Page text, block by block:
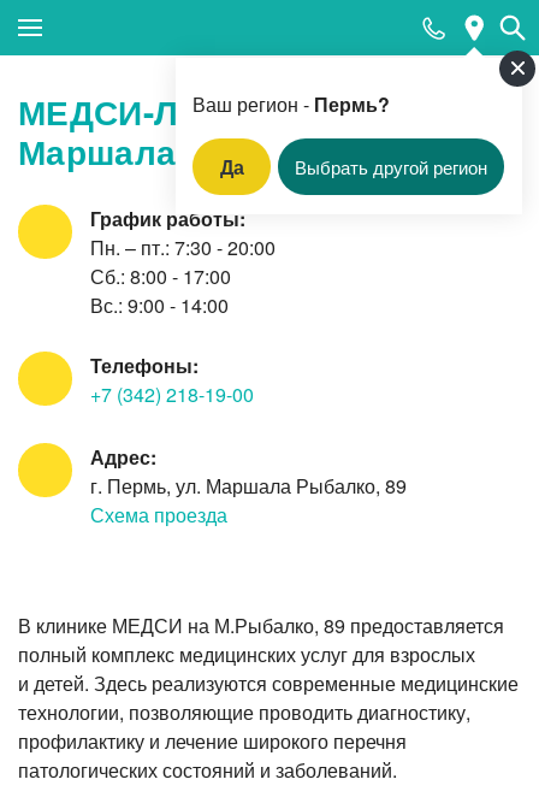
Ваш регион - Пермь?
Да Выбрать другой регион
Популярные запросы
Прием педиатра
МРТ
Прием гинеколога
Удаление родинок и папиллом
Приём врача-стоматолога
МЕДСИ-ЛабДиагностика на
Маршала Рыбалко
График работы:
Пн. – пт.: 7:30 - 20:00
Сб.: 8:00 - 17:00
Вс.: 9:00 - 14:00
Телефоны:
+7 (342) 218-19-00
Адрес:
г. Пермь, ул. Маршала Рыбалко, 89
Схема проезда
В клинике МЕДСИ на М.Рыбалко, 89 предоставляется
полный комплекс медицинских услуг для взрослых
и детей. Здесь реализуются современные медицинские
технологии, позволяющие проводить диагностику,
профилактику и лечение широкого перечня
патологических состояний и заболеваний.